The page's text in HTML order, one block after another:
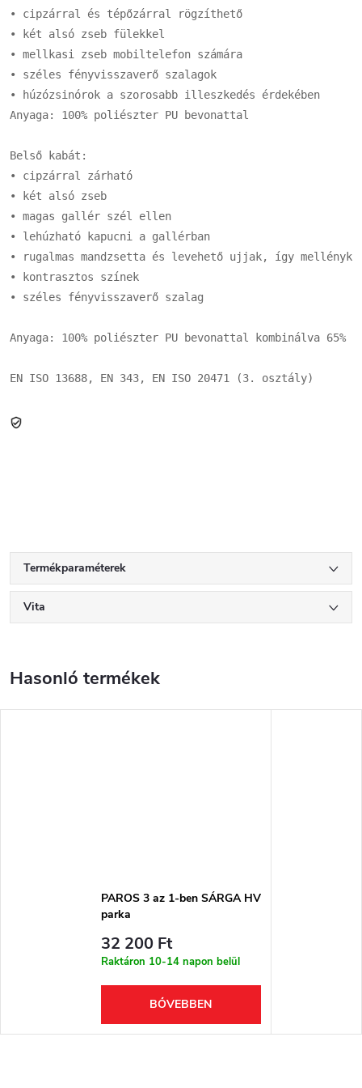
• cipzárral és tépőzárral rögzíthető
• két alsó zseb fülekkel
• mellkasi zseb mobiltelefon számára
• széles fényvisszaverő szalagok
• húzózsinórok a szorosabb illeszkedés érdekében
Anyaga: 100% poliészter PU bevonattal
Belső kabát:
• cipzárral zárható
• két alsó zseb
• magas gallér szél ellen
• lehúzható kapucni a gallérban
• rugalmas mandzsetta és levehető ujjak, így
• kontrasztos színek
• széles fényvisszaverő szalag
Anyaga: 100% poliészter PU bevonattal kombinálva
EN ISO 13688, EN 343, EN ISO 20471 (3. osztály)
Termékparaméterek
Vita
PAROS 3 az 1-ben SÁRGA HV
parka
32 200 Ft
Raktáron 10-14 napon belül
BŐVEBBEN